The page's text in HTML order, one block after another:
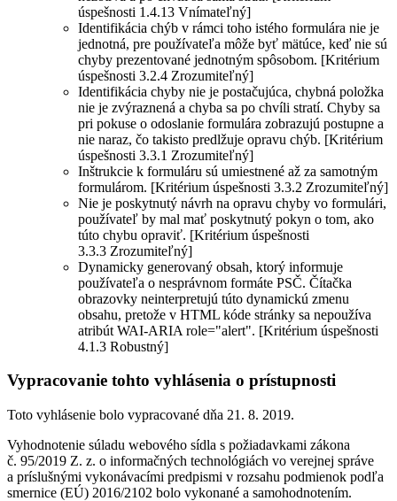
úspešnosti 1.4.13 Vnímateľný]
Identifikácia chýb v rámci toho istého formulára nie je
jednotná, pre používateľa môže byť mätúce, keď nie sú
chyby prezentované jednotným spôsobom. [Kritérium
úspešnosti 3.2.4 Zrozumiteľný]
Identifikácia chyby nie je postačujúca, chybná položka
nie je zvýraznená a chyba sa po chvíli stratí. Chyby sa
pri pokuse o odoslanie formulára zobrazujú postupne a
nie naraz, čo takisto predlžuje opravu chýb. [Kritérium
úspešnosti 3.3.1 Zrozumiteľný]
Inštrukcie k formuláru sú umiestnené až za samotným
formulárom. [Kritérium úspešnosti 3.3.2 Zrozumiteľný]
Nie je poskytnutý návrh na opravu chyby vo formulári,
používateľ by mal mať poskytnutý pokyn o tom, ako
túto chybu opraviť. [Kritérium úspešnosti
3.3.3 Zrozumiteľný]
Dynamicky generovaný obsah, ktorý informuje
používateľa o nesprávnom formáte PSČ. Čítačka
obrazovky neinterpretujú túto dynamickú zmenu
obsahu, pretože v HTML kóde stránky sa nepoužíva
atribút WAI-ARIA role="alert". [Kritérium úspešnosti
4.1.3 Robustný]
Vypracovanie tohto vyhlásenia o prístupnosti
Toto vyhlásenie bolo vypracované dňa 21. 8. 2019.
Vyhodnotenie súladu webového sídla s požiadavkami zákona
č. 95/2019 Z. z. o informačných technológiách vo verejnej správe
a príslušnými vykonávacími predpismi v rozsahu podmienok podľa
smernice (EÚ) 2016/2102 bolo vykonané a samohodnotením.